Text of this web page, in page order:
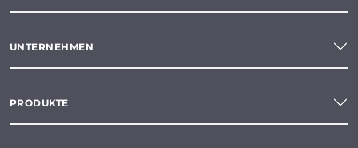
UNTERNEHMEN
PRODUKTE